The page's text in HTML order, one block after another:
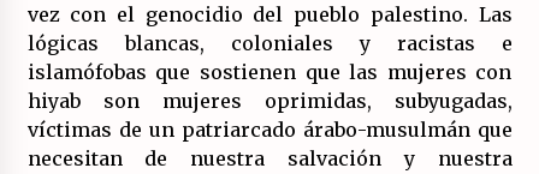
vez con el genocidio del pueblo palestino. Las
lógicas blancas, coloniales y racistas e
islamófobas que sostienen que las mujeres con
hiyab son mujeres oprimidas, subyugadas,
víctimas de un patriarcado árabo-musulmán que
necesitan de nuestra salvación y nuestra